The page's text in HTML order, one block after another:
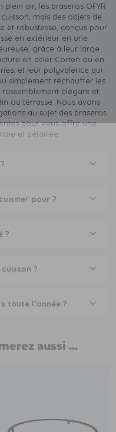
air, les braseros OFYR
mais des objets de
et robustesse, conçus pour
en extérieur en une
grâce à leur large
en acier Corten ou en
et leur polyvalence qui
simplement réchauffer les
élégant et
ou terrasse. Nous avons
au sujet des braseros
pour vous offrir une
et détaillée.
pour ?
?
?
toute l’année ?
aussi ...